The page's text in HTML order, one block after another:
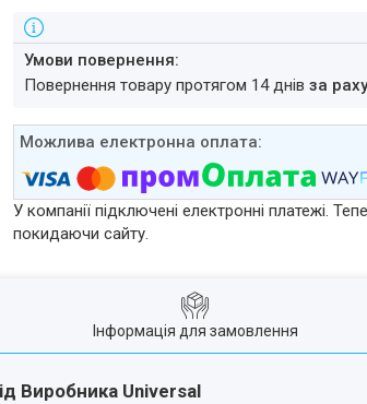
повернення товару протягом 14 днівза
У компанії підключені електронні платежі.
покидаючи сайту.
Інформація для замовлення
Виробника Universal